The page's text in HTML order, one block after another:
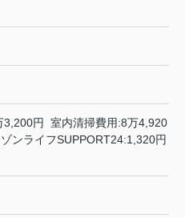
3,200円 室内清掃費用:8万4,920
ンライフSUPPORT24:1,320円